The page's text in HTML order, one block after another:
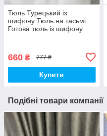
Тюль Турецький із
шифону Тюль на тасьмі
Готова тюль із шифону
660 ₴ 777 ₴
Купити
Подібні товари компанії